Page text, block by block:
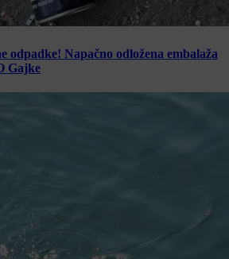
odpadke! Napačno odložena embalaža
Gajke